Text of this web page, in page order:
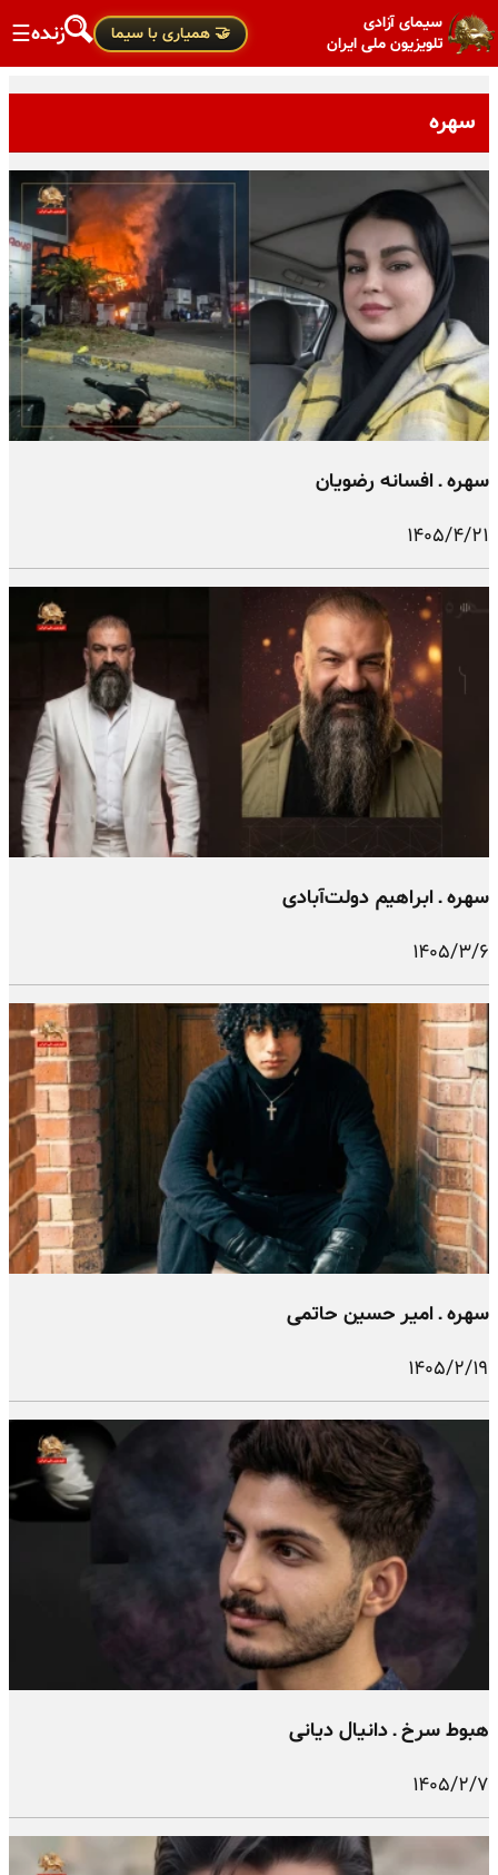
سیمای آزادی
تلویزیون ملی ایران
🤝 همیاری با سیما زنده☰
سهره
سهره ـ افسانه رضویان
۱۴۰۵/۴/۲۱
سهره ـ ابراهیم دولت‌آبادی
۱۴۰۵/۳/۶
سهره ـ امیر حسین حاتمی
۱۴۰۵/۲/۱۹
هبوط سرخ ـ دانیال دیانی
۱۴۰۵/۲/۷